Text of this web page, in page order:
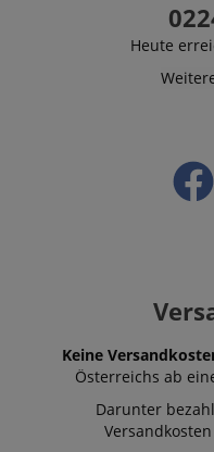
Heute
Keine
Österreichs ab
Darunter